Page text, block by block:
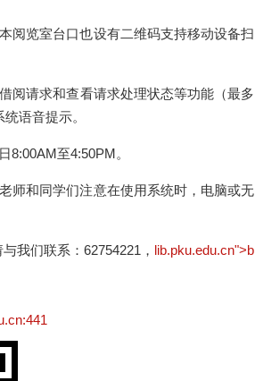
阅览室台口也设有二维码支持移动设备扫
阅请求和查看请求处理状态等功能（最多
语音提示。
至4:50PM。
师和同学们注意在使用系统时，电脑或无
我们联系：62754221， lib.pku.edu.cn">b